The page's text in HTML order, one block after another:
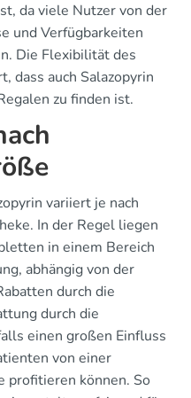
da viele Nutzer von der
und Verfügbarkeiten
Die Flexibilität des
dass auch Salazopyrin
zu finden ist.
variiert je nach
In der Regel liegen
in einem Bereich
abhängig von der
durch die
durch die
einen großen Einfluss
von einer
profitieren können. So